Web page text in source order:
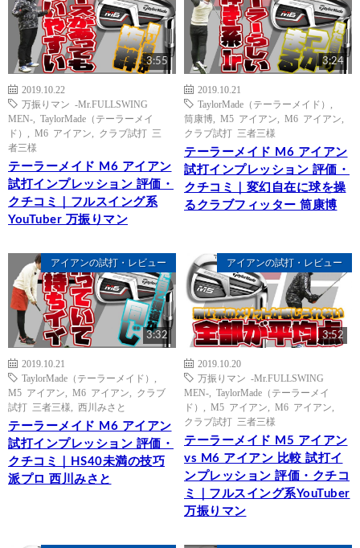
3:55
2019.10.22
万振りマン -Mr.FULLSWING
MEN-
TaylorMade（テーラーメイ
ド）
M6 アイアン
クラブ試打 三
者三様
テーラーメイド M6 アイアン
試打インプレッション 評価・
クチコミ｜フルスイング系
YouTuber 万振りマン
3:24
2019.10.21
TaylorMade（テーラーメイド）
筒康博
M5 アイアン M6 アイアン
クラブ試打 三者三様
テーラーメイド M6 アイアン
試打インプレッション 評価・
クチコミ｜変幻自在に球を操
るクラブフィッター 筒康博
アイアンの試打・レビュー
3:32
2019.10.21
TaylorMade（テーラーメイド）
M5 アイアン
M6 アイアン
クラブ
試打 三者三様
西川みさと
テーラーメイド M6 アイアン
試打インプレッション 評価・
クチコミ｜HS40未満の技巧
派プロ 西川みさと
アイアンの試打・レビュー
3:52
2019.10.20
万振りマン -Mr.FULLSWING
MEN-
TaylorMade（テーラーメイ
ド）
M5 アイアン M6 アイアン
クラブ試打 三者三様
テーラーメイド M5 アイアン
vs M6 アイアン 比較 試打イ
ンプレッション 評価・クチコ
ミ｜フルスイング系YouTuber
万振りマン